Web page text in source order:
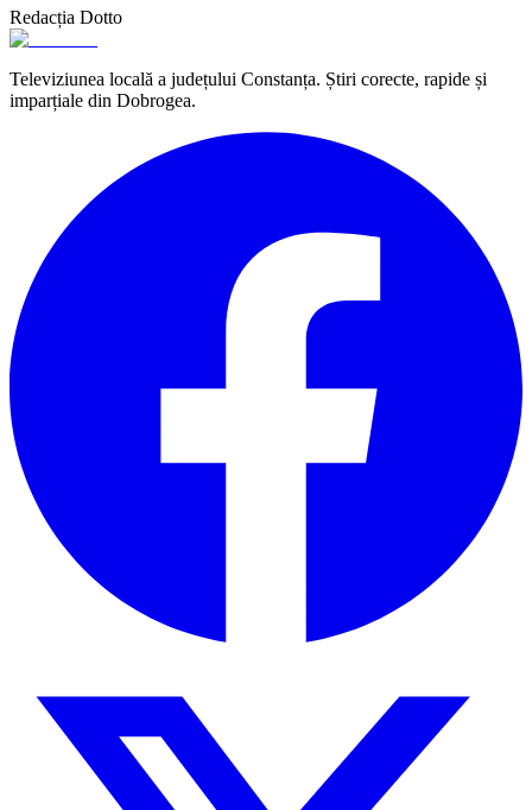
Redacția Dotto
Televiziunea locală a județului Constanța. Știri corecte, rapide și
imparțiale din Dobrogea.